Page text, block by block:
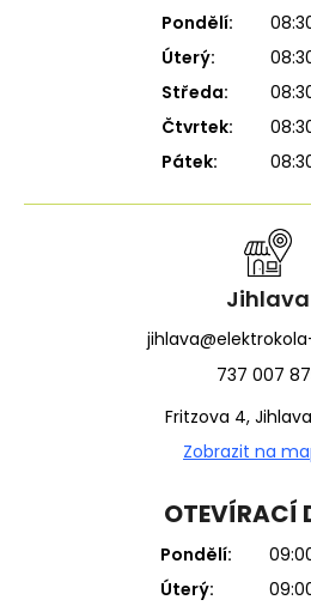
Pondělí:
Úterý:
Středa:
Čtvrtek:
Pátek:
Jihlava
737 007
Fritzova 4,
Zobrazit na
OTEVÍRACÍ
Pondělí:
Úterý: